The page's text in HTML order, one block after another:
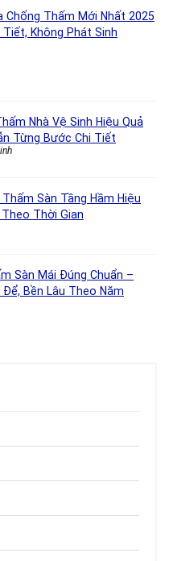
Chống Thấm Mới Nhất 2025
Tiết, Không Phát Sinh
Nhà Vệ Sinh Hiệu Quả
Từng Bước Chi Tiết
Sàn Tầng Hầm Hiệu
Thời Gian
Sàn Mái Đúng Chuẩn –
Bền Lâu Theo Năm